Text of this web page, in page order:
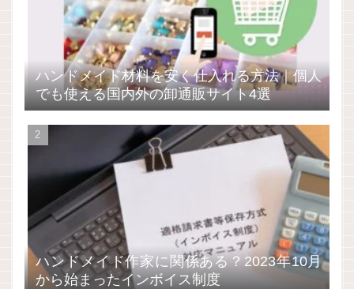
ハンドメイド材料を安く仕入れる方法｜個人
でも使える国内外の卸通販サイト4選
ハンドメイド作家に関係ある？2023年10月
から始まったインボイス制度